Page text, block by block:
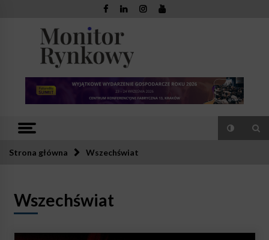
Monitor
Rynkowy
Strona główna Wszechświat
Wszechświat